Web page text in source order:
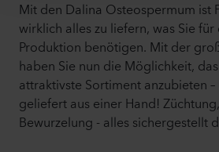
Mit den Dalina Osteospermum ist
wirklich alles zu liefern, was Sie
Produktion benötigen. Mit der
haben Sie nun die Möglichkeit,
attraktivste Sortiment anzubieten –
geliefert aus einer Hand!
Bewurzelung - alles sichergestellt